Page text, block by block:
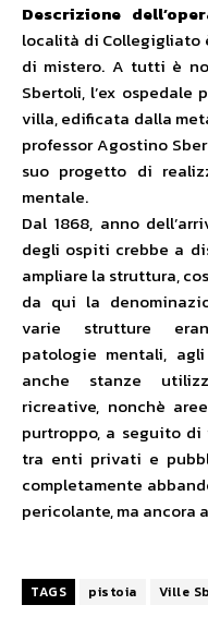
Descrizione
località di Collegigliato
di mistero. A tutti è
Sbertoli, l’ex
villa, edificata dalla
professor Agostino
suo progetto di
mentale.
Dal 1868, anno
degli ospiti crebbe a
ampliare la struttura,
da qui la
varie strutture
patologie mentali,
anche stanze
ricreative, nonchè
purtroppo, a seguito
tra enti privati e
completamente
pericolante, ma ancora
TAGS pistoia Ville